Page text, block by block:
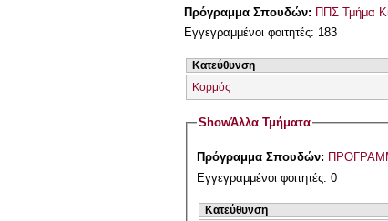
Πρόγραμμα Σπουδών: ΠΠΣ Τμήμα
Εγγεγραμμένοι φοιτητές: 183
Κατεύθυνση
Κορμός
ShowΆλλα Τμήματα
Πρόγραμμα Σπουδών:
Εγγεγραμμένοι φοιτητές: 0
Κατεύθυνση